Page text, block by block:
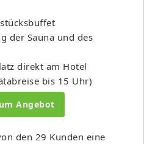
der Sauna und des
direkt am Hotel
bis 15 Uhr)
Angebot
den 29 Kunden eine